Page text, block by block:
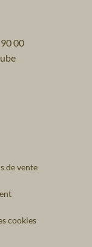
00
de vente
cookies